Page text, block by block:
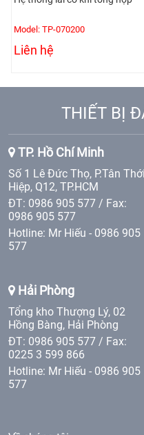
Model: TP-070200
Liên hệ
THIẾT BỊ
TP. Hồ Chí Minh
Số 1 Lê Đức Thọ, P.Tân Thới
Hiệp, Q12, TP.HCM
ĐT: 0986 905 577 / Fax:
0986 905 577
Hotline: Mr Hiếu - 0986 905
577
Hải Phòng
Tổng kho Thượng Lý, 02
Hồng Bàng, Hải Phòng
ĐT: 0986 905 577 / Fax:
0225 3 599 866
Hotline: Mr Hiếu - 0986 905
577